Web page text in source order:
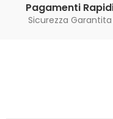
Pagamenti
Sicurezza Garantita